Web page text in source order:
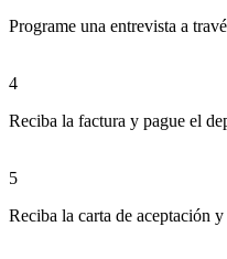
Programe una entrevista a
4
Reciba la factura y pague el
5
Reciba la carta de aceptación